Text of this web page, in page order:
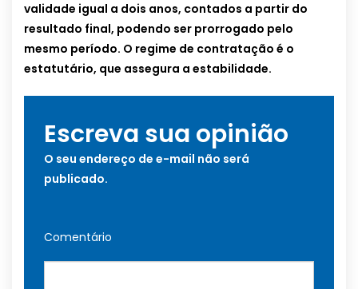
validade igual a dois anos, contados a partir do
resultado final, podendo ser prorrogado pelo
mesmo período. O regime de contratação é o
estatutário, que assegura a estabilidade.
Escreva sua opinião
O seu endereço de e-mail não será
publicado.
Comentário